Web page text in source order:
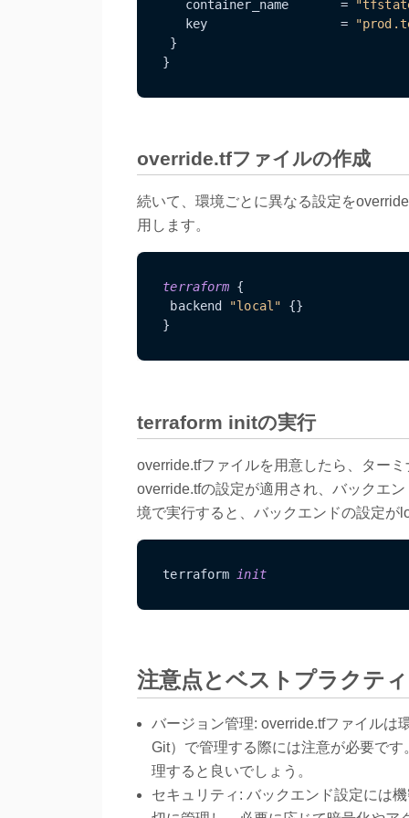
   container_name
=
   key
=
}
}
override.tfファイルの作成
続いて、環境ごとに異なる設定を
用します。
terraform {
backend
"local" {}
}
terraform initの実行
override.tfファイルを用意したら、ター
override.tfの設定が適用され、バックエ
境で実行すると、バックエンドの設定が
terraform init
注意点とベストプラクテ
バージョン管理: override.tfファイルは
Git）で管理する際には注意が必要で
理すると良いでしょう。
セキュリティ: バックエンド設定には